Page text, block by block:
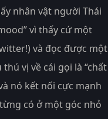
nhân vật người Thái
vì thấy cứ một
và đọc được một
vị về cái gọi là “chất
nó kết nối cực mạnh
có ở một góc nhỏ